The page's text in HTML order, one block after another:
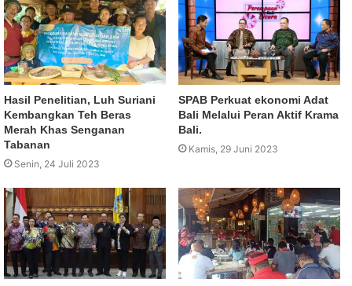
Hasil Penelitian, Luh Suriani
Kembangkan Teh Beras
Merah Khas Senganan
Tabanan
Senin, 24 Juli 2023
SPAB Perkuat ekonomi Adat
Bali Melalui Peran Aktif Krama
Bali.
Kamis, 29 Juni 2023